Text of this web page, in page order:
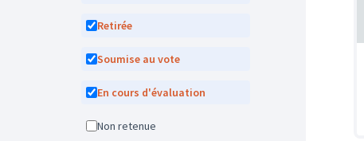
Retirée
Soumise au vote
En cours d'évaluation
Non retenue